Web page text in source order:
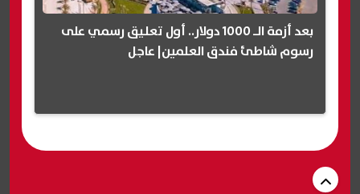
بعد أزمة الـ 1000 دولار.. أول تعليق رسمي على
رسوم شاطئ فندق العلمين| عاجل